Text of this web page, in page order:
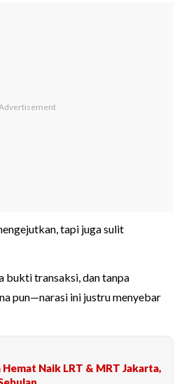
tapi juga sulit
bukti transaksi, dan tanpa
pun—narasi ini justru menyebar
Naik LRT & MRT Jakarta,